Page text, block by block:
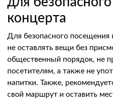
концерта
Для безопасного посещения
не оставлять вещи без
общественный порядок, не
посетителям, а также не
напитки. Также,
свой маршрут и оставить